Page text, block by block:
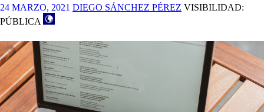
24 MARZO, 2021 DIEGO SÁNCHEZ PÉREZ VISIBILIDAD:
PÚBLICA